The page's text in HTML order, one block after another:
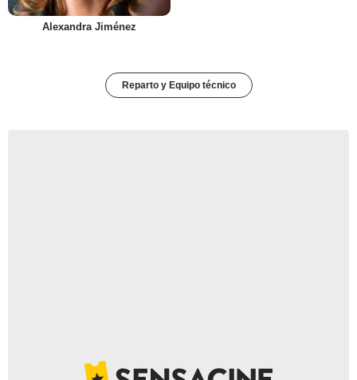
Alexandra Jiménez
Reparto y Equipo técnico